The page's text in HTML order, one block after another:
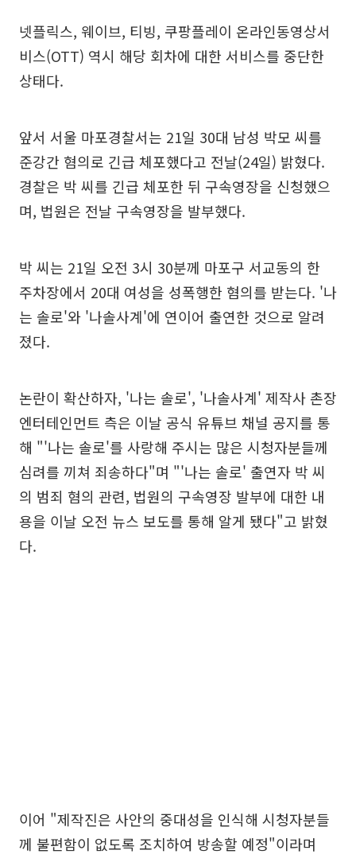
넷플릭스, 웨이브, 티빙, 쿠팡플레이 온라인동영상서
비스(OTT) 역시 해당 회차에 대한 서비스를 중단한
상태다.
앞서 서울 마포경찰서는 21일 30대 남성 박모 씨를
준강간 혐의로 긴급 체포했다고 전날(24일) 밝혔다.
경찰은 박 씨를 긴급 체포한 뒤 구속영장을 신청했으
며, 법원은 전날 구속영장을 발부했다.
박 씨는 21일 오전 3시 30분께 마포구 서교동의 한
주차장에서 20대 여성을 성폭행한 혐의를 받는다. '나
는 솔로'와 '나솔사계'에 연이어 출연한 것으로 알려
졌다.
논란이 확산하자, '나는 솔로', '나솔사계' 제작사 촌장
엔터테인먼트 측은 이날 공식 유튜브 채널 공지를 통
해 "'나는 솔로'를 사랑해 주시는 많은 시청자분들께
심려를 끼쳐 죄송하다"며 "'나는 솔로' 출연자 박 씨
의 범죄 혐의 관련, 법원의 구속영장 발부에 대한 내
용을 이날 오전 뉴스 보도를 통해 알게 됐다"고 밝혔
다.
이어 "제작진은 사안의 중대성을 인식해 시청자분들
께 불편함이 없도록 조치하여 방송할 예정"이라며